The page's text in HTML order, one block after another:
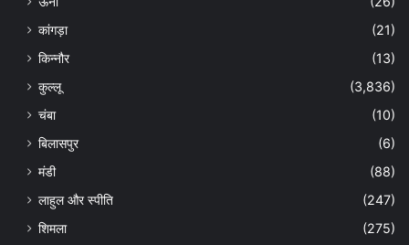
कांगड़ा
(21)
किन्नौर
(13)
कुल्लू
(3,836)
चंबा
(10)
बिलासपुर
(6)
मंडी
(88)
लाहुल और स्पीति
(247)
शिमला
(275)